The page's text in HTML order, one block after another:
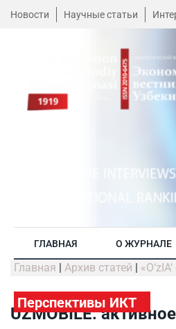
Новости Научные статьи
ГЛАВНАЯ О ЖУРНАЛЕ
Главная | Архив статей |
Перспективы ИКТ
UZMOBILE: